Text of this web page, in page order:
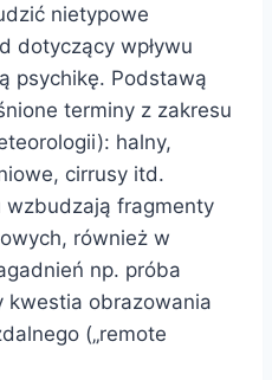
nietypowe
dotyczący wpływu
psychikę. Podstawą
terminy z zakresu
halny,
cirrusy itd.
wzbudzają fragmenty
również w
np. próba
kwestia obrazowania
(„remote